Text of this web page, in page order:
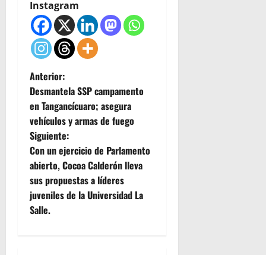
Instagram
N
a
v
e
g
a
Anterior:
Desmantela SSP campamento
en Tangancícuaro; asegura
vehículos y armas de fuego
Siguiente:
Con un ejercicio de Parlamento
abierto, Cocoa Calderón lleva
sus propuestas a líderes
juveniles de la Universidad La
Salle.